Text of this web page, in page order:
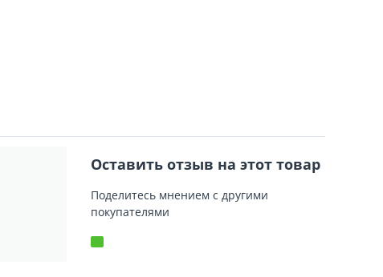
Оставить отзыв на этот товар
Поделитесь мнением с другими
покупателями